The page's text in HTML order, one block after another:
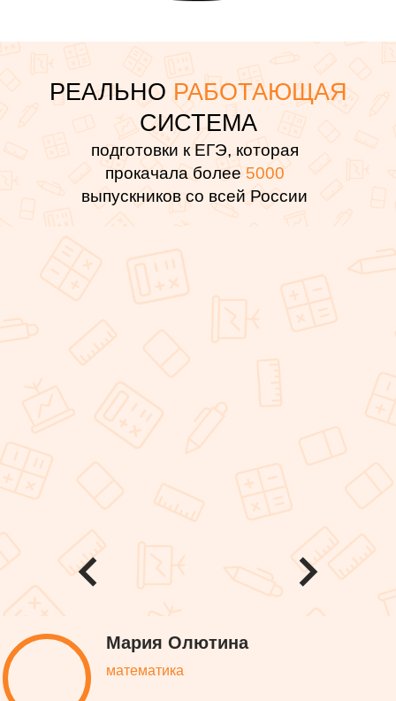
РЕАЛЬНО РАБОТАЮЩАЯ
СИСТЕМА
подготовки к ЕГЭ, которая
прокачала более5000
выпускников со всей России
Мария Олютина
математика